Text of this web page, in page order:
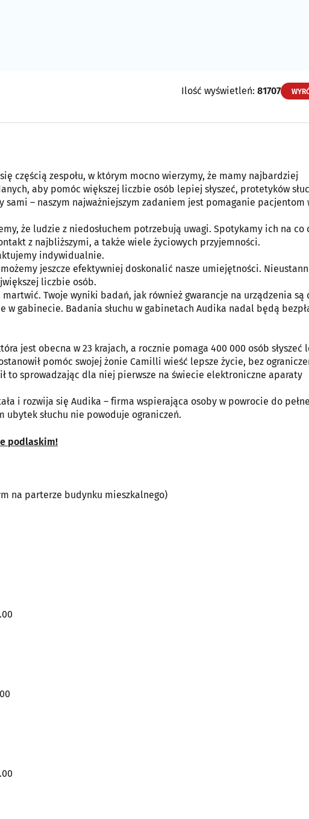
Ilość wyświetleń: 81707
częścią zespołu, w którym mocno wierzymy, że mamy najbardziej
aby pomóc większej liczbie osób lepiej słyszeć, protetyków
sami – naszym najważniejszym zadaniem jest pomaganie pacjentom
że ludzie z niedosłuchem potrzebują uwagi. Spotykamy ich na co
z najbliższymi, a także wiele życiowych przyjemności.
indywidualnie.
jeszcze efektywniej doskonalić nasze umiejętności.
liczbie osób.
Twoje wyniki badań, jak również gwarancje na urządzenia są
w gabinecie. Badania słuchu w gabinetach Audika nadal będą
jest obecna w 23 krajach, a rocznie pomaga 400 000 osób słyszeć
pomóc swojej żonie Camilli wieść lepsze życie, bez
to sprowadzając dla niej pierwsze na świecie elektroniczne aparaty
i rozwija się Audika – firma wspierająca osoby w powrocie do
ubytek słuchu nie powoduje ograniczeń.
podlaskim!
na parterze budynku mieszkalnego)